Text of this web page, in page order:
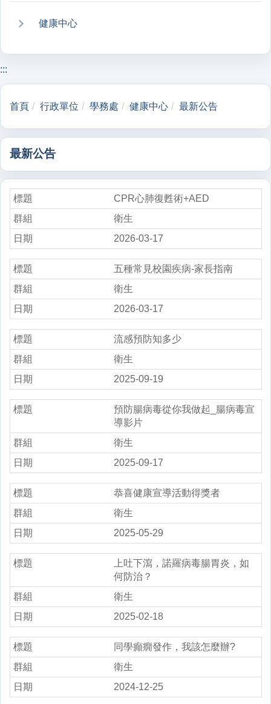
健康中心
:::
首頁 行政單位 學務處 健康中心 最新公告
最新公告
CPR心肺復甦術+AED
衛生
2026-03-17
五種常見校園疾病-家長指南
衛生
2026-03-17
流感預防知多少
衛生
2025-09-19
預防腸病毒從你我做起_腸病毒宣
導影片
衛生
2025-09-17
恭喜健康宣導活動得獎者
衛生
2025-05-29
上吐下瀉，諾羅病毒腸胃炎，如
何防治？
衛生
2025-02-18
同學癲癇發作，我該怎麼辦?
衛生
2024-12-25